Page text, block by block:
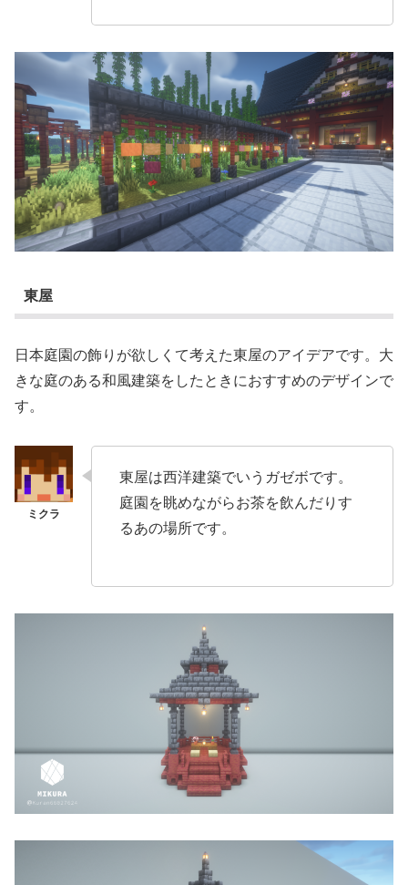
東屋
日本庭園の飾りが欲しくて考えた東屋のアイデアです。大
きな庭のある和風建築をしたときにおすすめのデザインで
す。
東屋は西洋建築でいうガゼボです。
庭園を眺めながらお茶を飲んだりす
るあの場所です。